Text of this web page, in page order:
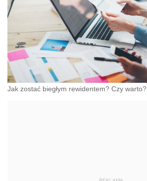
Jak zostać biegłym rewidentem? Czy warto?